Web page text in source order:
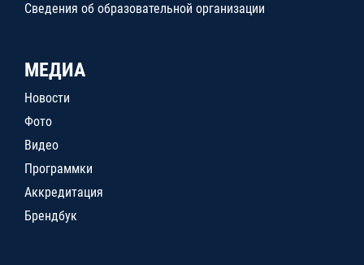
Сведения об образовательной организации
МЕДИА
Новости
Фото
Видео
Программки
Аккредитация
Брендбук